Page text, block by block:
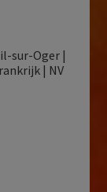
sur-Oger |
| NV